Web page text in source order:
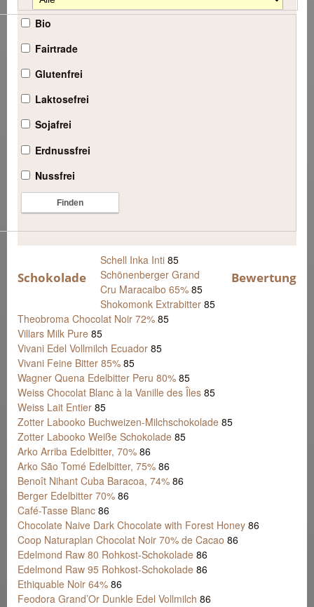
Bio
Fairtrade
Glutenfrei
Laktosefrei
Sojafrei
Erdnussfrei
Nussfrei
Schokolade Bewertung
Schell Inka Inti 85
Schönenberger Grand
Cru Maracaibo 65% 85
Shokomonk Extrabitter 85
Theobroma Chocolat Noir 72% 85
Villars Milk Pure 85
Vivani Edel Vollmilch Ecuador 85
Vivani Feine Bitter 85% 85
Wagner Quena Edelbitter Peru 80% 85
Weiss Chocolat Blanc à la Vanille des Îles 85
Weiss Lait Entier 85
Zotter Labooko Buchweizen-Milchschokolade 85
Zotter Labooko Weiße Schokolade 85
Arko Arriba Edelbitter, 70% 86
Arko São Tomé Edelbitter, 75% 86
Benoît Nihant Cuba Baracoa, 74% 86
Berger Edelbitter 70% 86
Café-Tasse Blanc 86
Chocolate Naive Dark Chocolate with Forest Honey 86
Coop Naturaplan Chocolat Noir 70% de Cacao 86
Edelmond Raw 80 Rohkost-Schokolade 86
Edelmond Raw 95 Rohkost-Schokolade 86
Ethiquable Noir 64% 86
Feodora Grand’Or Dunkle Edel Vollmilch 86